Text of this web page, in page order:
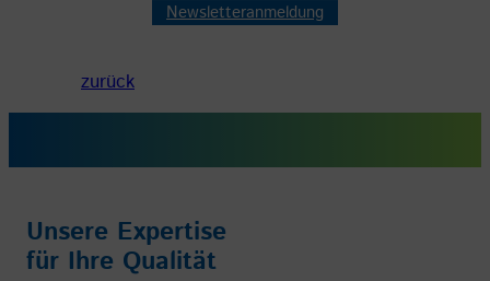
Newsletteranmeldung
zurück
Unsere Expertise
für Ihre Qualität